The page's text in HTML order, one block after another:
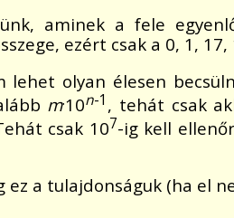
aminek a fele
ezért csak a 0, 1,
olyan élesen
m.10n-1 , tehát csak
csak 107-ig kell
a tulajdonságuk (ha el